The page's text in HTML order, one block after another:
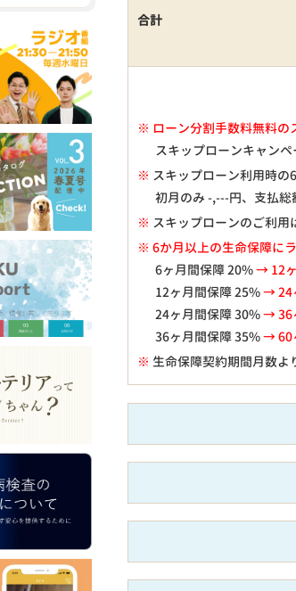
合計
※ ローン分割手数料無料の
スキップローンキャン
※ スキップローン利用時の
初月のみ -,---円、支払総
※ スキップローンのご利
※ 6か月以上の生命保障に
6ヶ月間保障 20%→ 12
12ヶ月間保障 25%→ 24
24ヶ月間保障 30%→ 36
36ヶ月間保障 35%→ 60
※ 生命保障契約期間月数